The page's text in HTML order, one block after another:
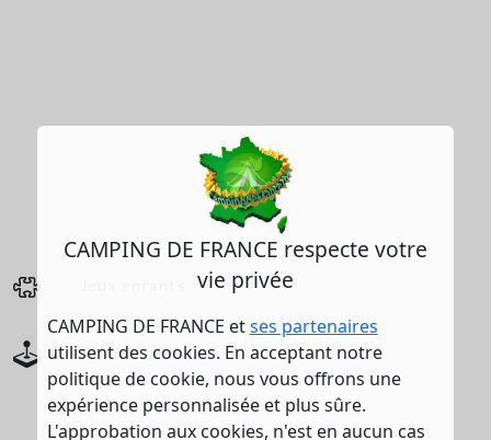
CAMPING DE FRANCE respecte votre
vie privée
CAMPING DE FRANCE etses partenaires
utilisent des cookies. En acceptant notre
politique de cookie, nous vous offrons une
expérience personnalisée et plus sûre.
L'approbation aux cookies, n'est en aucun cas
Salle de jeux